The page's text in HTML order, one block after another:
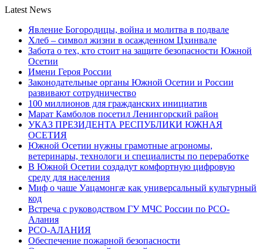
Latest News
Явление Богородицы, война и молитва в подвале
Хлеб – символ жизни в осажденном Цхинвале
Забота о тех, кто стоит на защите безопасности Южной
Осетии
Имени Героя России
Законодательные органы Южной Осетии и России
развивают сотрудничество
100 миллионов для гражданских инициатив
Марат Камболов посетил Ленингорский район
УКАЗ ПРЕЗИДЕНТА РЕСПУБЛИКИ ЮЖНАЯ
ОСЕТИЯ
Южной Осетии нужны грамотные агрономы,
ветеринары, технологи и специалисты по переработке
В Южной Осетии создадут комфортную цифровую
среду для населения
Миф о чаше Уацамонгæ как универсальный культурный
код
Встреча с руководством ГУ МЧС России по РСО-
Алания
РСО-АЛАНИЯ
Обеспечение пожарной безопасности